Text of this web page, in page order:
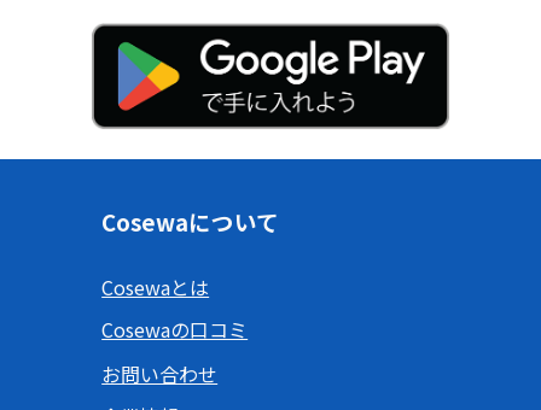
Cosewaについて
Cosewaとは
Cosewaの口コミ
お問い合わせ